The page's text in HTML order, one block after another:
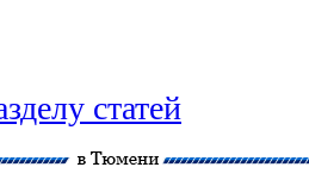
статей